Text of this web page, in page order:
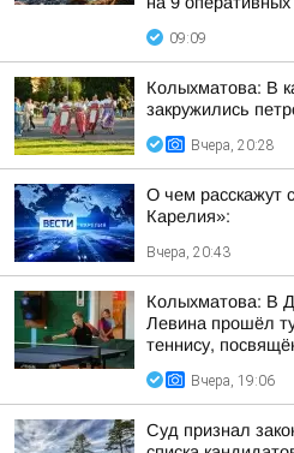
09:09
Колыхматова: В
закружились
Вчера, 20:28
О чем расскажут
Карелия»:
Вчера, 20:43
Колыхматова: В
Левина прошёл
теннису,
Вчера, 19:06
Суд признал